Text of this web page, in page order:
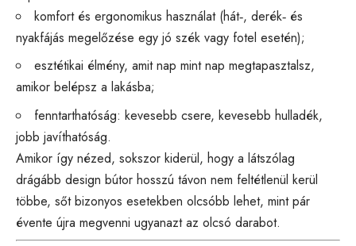
komfort és ergonomikus használat (hát‑, derék‑ és
nyakfájás megelőzése egy jó szék vagy fotel esetén);
esztétikai élmény, amit nap mint nap megtapasztalsz,
amikor belépsz a lakásba;
fenntarthatóság: kevesebb csere, kevesebb hulladék,
jobb javíthatóság.
Amikor így nézed, sokszor kiderül, hogy a látszólag
drágább design bútor hosszú távon nem feltétlenül kerül
többe, sőt bizonyos esetekben olcsóbb lehet, mint pár
évente újra megvenni ugyanazt az olcsó darabot.